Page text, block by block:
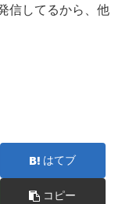
信してるから、他
はてブ
コピー